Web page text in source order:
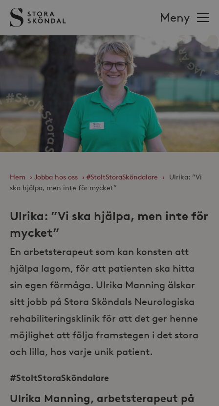
Stora
Sköndal
Meny
Hem › Jobba hos oss › #StoltStoraSköndalare ›
Ulrika: ”Vi
ska hjälpa, men inte för mycket”
Ulrika: ”Vi ska hjälpa, men inte för
mycket”
En arbetsterapeut som kan konsten att
hjälpa lagom, för att patienten ska hitta
sin egen förmåga. Ulrika Manning älskar
sitt jobb på Stora Sköndals Neurologiska
rehabiliteringsklinik för att det ger henne
möjlighet att följa framstegen i det stora
och lilla, hos varje unik patient.
#StoltStoraSköndalare
Ulrika Manning, arbetsterapeut på